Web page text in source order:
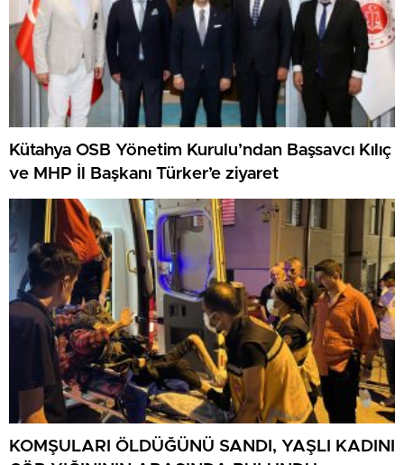
Kütahya OSB Yönetim Kurulu’ndan Başsavcı Kılıç
ve MHP İl Başkanı Türker’e ziyaret
KOMŞULARI ÖLDÜĞÜNÜ SANDI, YAŞLI KADINI